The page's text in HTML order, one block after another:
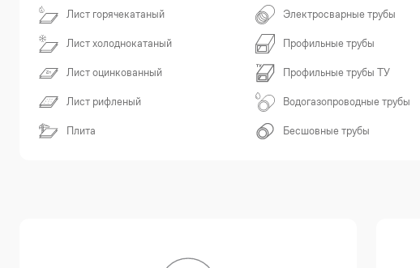
Лист горячекатаный
Лист холоднокатаный
Лист оцинкованный
Лист рифленый
Плита
Электросварные трубы
Профильные трубы
Профильные трубы ТУ
Водогазопроводные трубы
Бесшовные трубы